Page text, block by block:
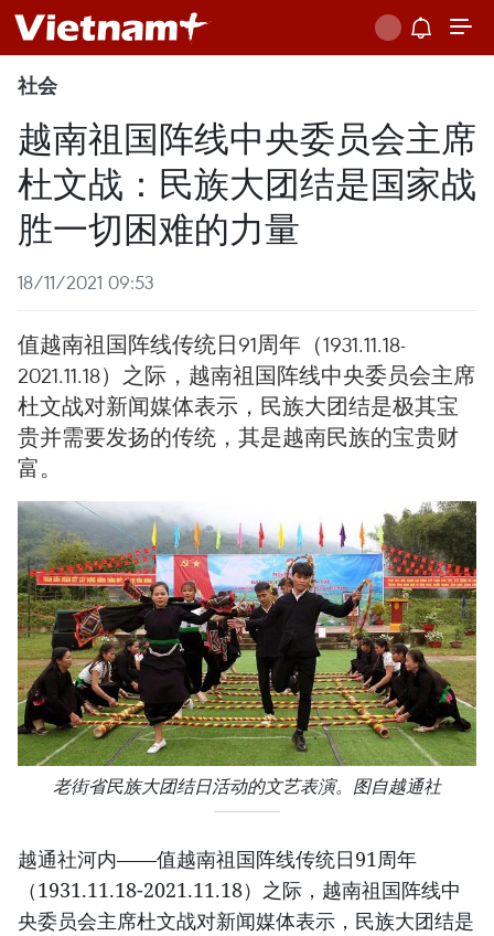
社会
越南祖国阵线中央委员会主席
杜文战：民族大团结是国家战
胜一切困难的力量
18/11/2021 09:53
值越南祖国阵线传统日91周年（1931.11.18-
2021.11.18）之际，越南祖国阵线中央委员会主席
杜文战对新闻媒体表示，民族大团结是极其宝
贵并需要发扬的传统，其是越南民族的宝贵财
富。
老街省民族大团结日活动的文艺表演。图自越通社
越通社河内——值越南祖国阵线传统日91周年
（1931.11.18-2021.11.18）之际，越南祖国阵线中
央委员会主席杜文战对新闻媒体表示，民族大团结是